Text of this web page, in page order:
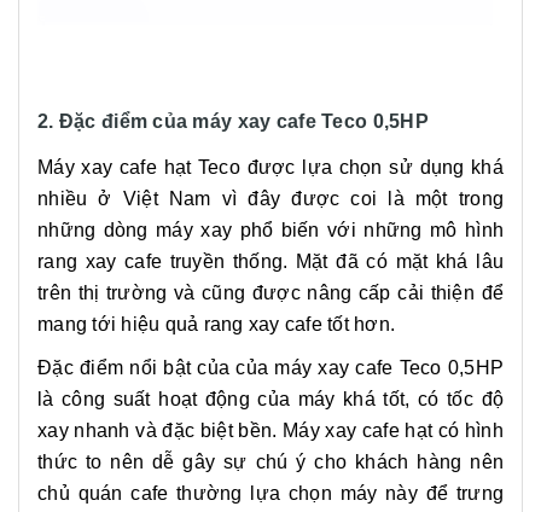
2. Đặc điểm của máy xay cafe Teco 0,5HP
Máy xay cafe hạt Teco được lựa chọn sử dụng khá
nhiều ở Việt Nam vì đây được coi là một trong
những dòng máy xay phổ biến với những mô hình
rang xay cafe truyền thống. Mặt đã có mặt khá lâu
trên thị trường và cũng được nâng cấp cải thiện để
mang tới hiệu quả rang xay cafe tốt hơn.
Đặc điểm nổi bật của của máy xay cafe Teco 0,5HP
là công suất hoạt động của máy khá tốt, có tốc độ
xay nhanh và đặc biệt bền. Máy xay cafe hạt có hình
thức to nên dễ gây sự chú ý cho khách hàng nên
chủ quán cafe thường lựa chọn máy này để trưng